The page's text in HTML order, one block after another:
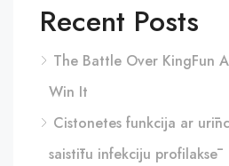
Recent Posts
The Battle Over KingFun
Win It
Cistonetes funkcija ar
saistītu infekciju profilaksē